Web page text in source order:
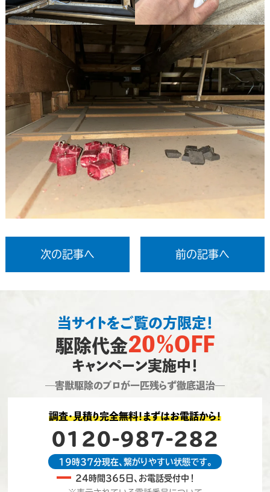
次の記事へ 前の記事へ
当サイトをご覧の方限定！
駆除代金20％OFF
キャンペーン実施中！
―害獣駆除のプロが一匹残らず徹底退治―
調査・見積り完全無料！まずはお電話から！
0120-987-282
19時37分現在、繋がりやすい状態です。
24時間365日、お電話受付中！